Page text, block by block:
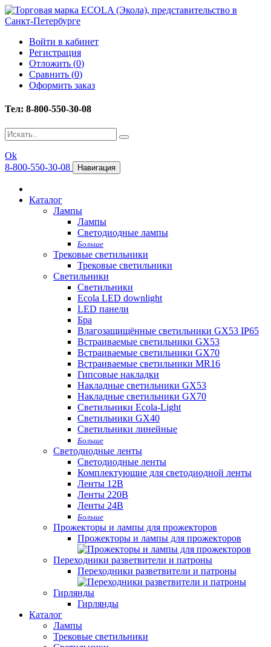
Войти в кабинет
Регистрация
Отложить (0)
Сравнить (0)
Оформить заказ
Тел: 8-800-550-30-08
Ok
8-800-550-30-08
Навигация
Каталог
Лампы
Лампы
Светодиодные лампы
Больше
Трековые светильники
Трековые светильники
Светильники
Светильники
Ecola LED downlight
LED панели
Бра
Влагозащищённые светильники GX53 IP65
Встраиваемые светильники GX53
Встраиваемые светильники GX70
Встраиваемые светильники MR16
Гипсовые накладки
Накладные светильники GX53
Накладные светильники GX70
Светильники Ecola-Light
Светильники GX40
Светильники линейные
Больше
Светодиодные ленты
Светодиодные ленты
Комплектующие для светодиодной ленты
Ленты 12В
Ленты 220В
Ленты 24В
Больше
Прожекторы и лампы для прожекторов
Прожекторы и лампы для прожекторов
Переходники разветвители и патроны
Переходники разветвители и патроны
Гирлянды
Гирлянды
Каталог
Лампы
Трековые светильники